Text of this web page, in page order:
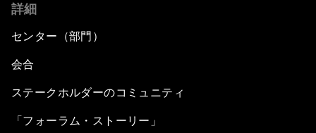
詳細
センター（部門）
会合
ステークホルダーのコミュニティ
「フォーラム・ストーリー」